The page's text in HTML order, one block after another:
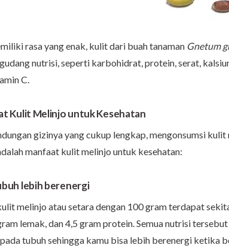
rasa yang enak, kulit dari buah tanaman Gnetum
nutrisi, seperti karbohidrat, protein, serat,
C.
Kulit Melinjo untuk Kesehatan
gizinya yang cukup lengkap, mengonsumsi
manfaat kulit melinjo untuk kesehatan:
lebih berenergi
melinjo atau setara dengan 100 gram terdapat
lemak, dan 4,5 gram protein. Semua nutrisi
tubuh sehingga kamu bisa lebih berenergi ketika